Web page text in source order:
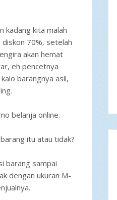
kadang kita malah
70%, setelah
akan hemat
eh pencetnya
barangnya asli,
belanja online.
itu atau tidak?
barang sampai
dengan ukuran M-